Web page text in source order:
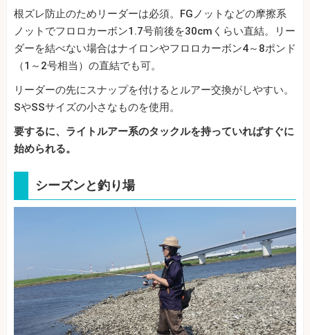
根ズレ防止のためリーダーは必須。FGノットなどの摩擦系
ノットでフロロカーボン1.7号前後を30cmくらい直結。リー
ダーを結べない場合はナイロンやフロロカーボン4～8ポンド
（1～2号相当）の直結でも可。
リーダーの先にスナップを付けるとルアー交換がしやすい。
SやSSサイズの小さなものを使用。
要するに、ライトルアー系のタックルを持っていればすぐに
始められる。
シーズンと釣り場